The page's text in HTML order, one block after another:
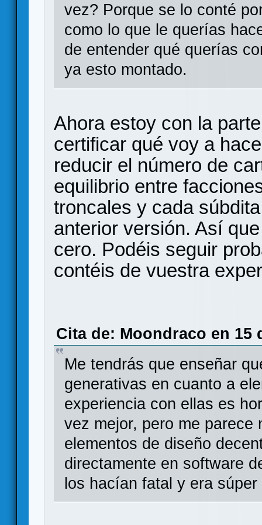
vez? Porque se lo conté
como lo que le querías
de entender qué querías
ya esto montado.
Ahora estoy con la
certificar qué voy a
reducir el número de
equilibrio entre
troncales y cada
anterior versión. Así
cero. Podéis seguir
contéis de vuestra
Cita de: Moondraco en 15
Me tendrás que enseñar
generativas en cuanto a
experiencia con ellas es
vez mejor, pero me parece
elementos de diseño
directamente en software
los hacían fatal y era